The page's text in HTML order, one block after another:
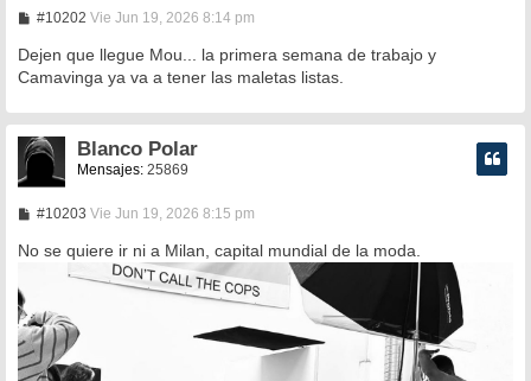
#10202M
n
s
a
e
Vie Jun 19, 2026 8:14 pm
Dejen que llegue Mou... la primera semana de trabajo y
Camavinga ya va a tener las maletas listas.
Blanco Polar
Mensajes: 25869
#10203M
n
a
Vie Jun 19, 2026 8:15 pm
No se quiere ir ni a Milan, capital mundial de la moda.